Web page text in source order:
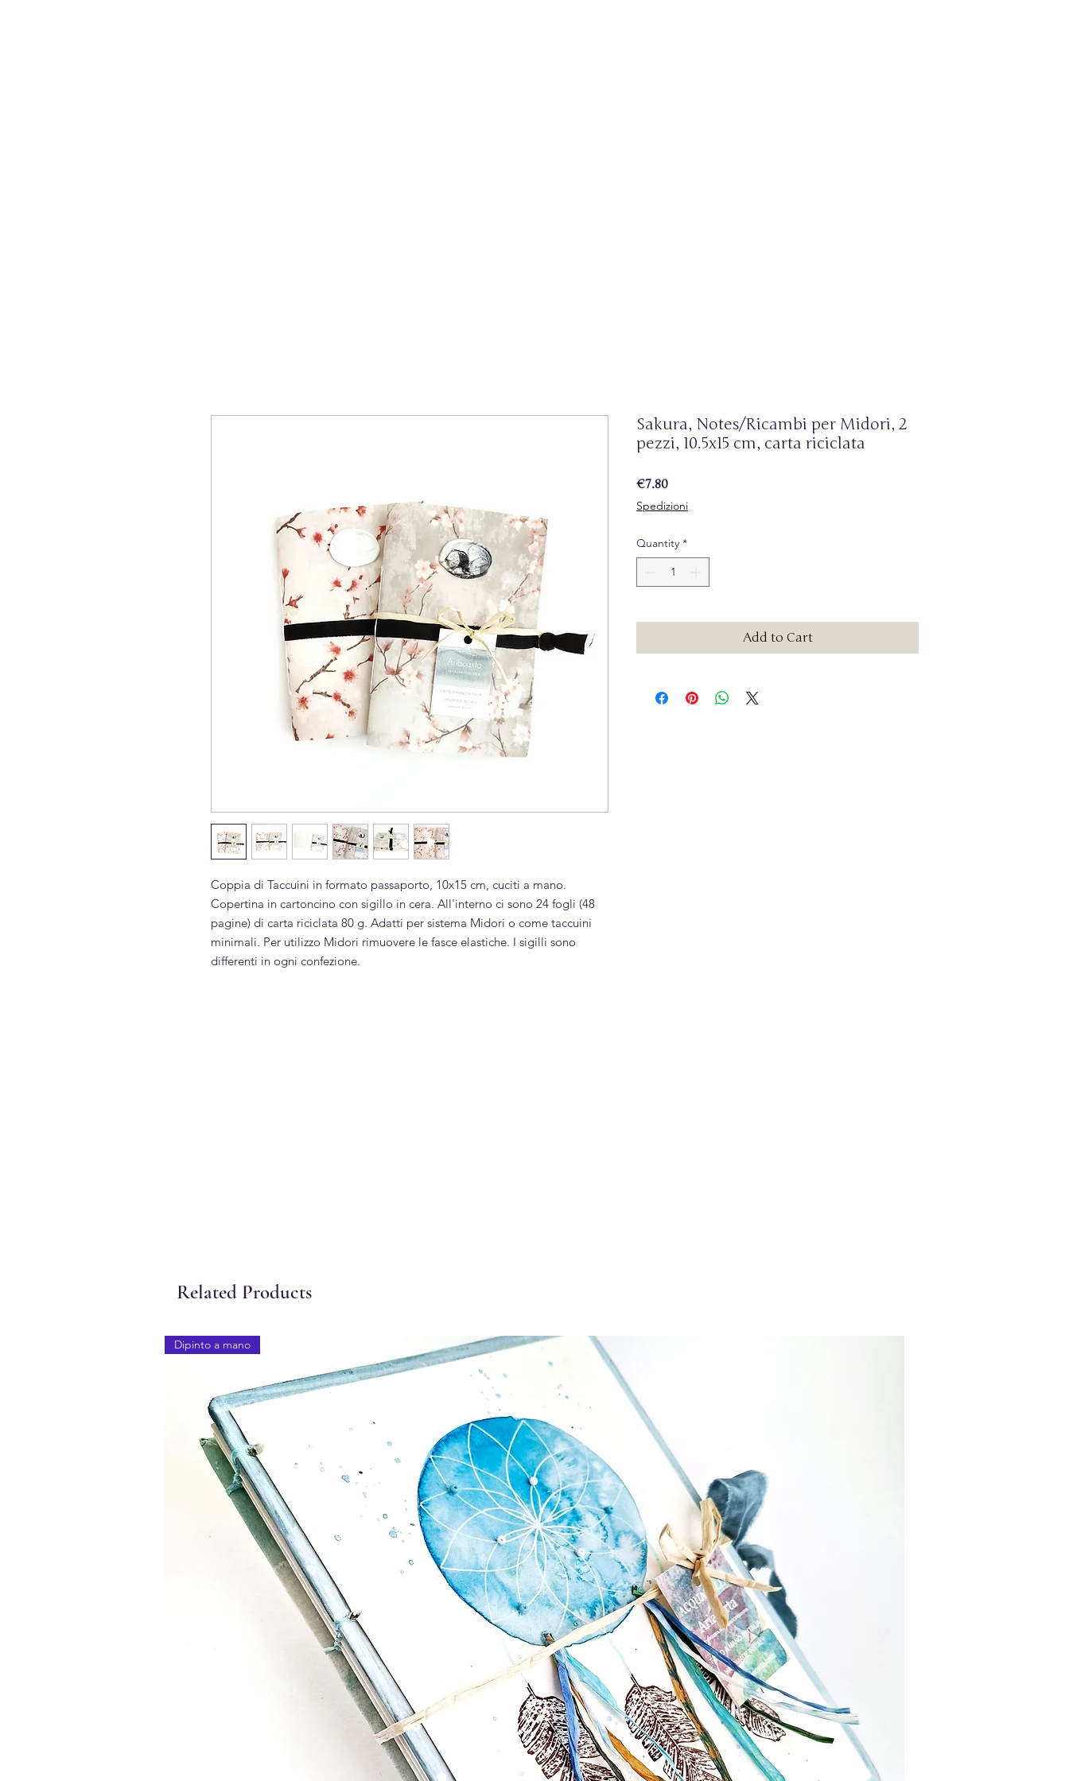
Coppia di Taccuini in formato passaporto, 10x15 cm, cuciti a mano.
Copertina in cartoncino con sigillo in cera. All'interno ci sono 24 fogli (48
pagine) di carta riciclata 80 g. Adatti per sistema Midori o come taccuini
minimali. Per utilizzo Midori rimuovere le fasce elastiche. I sigilli sono
differenti in ogni confezione.
Sakura, Notes/Ricambi per Midori, 2
pezzi, 10.5x15 cm, carta riciclata
€7.80Price
Spedizioni
Quantity *
Add to Cart
Related Products
Dipinto a mano